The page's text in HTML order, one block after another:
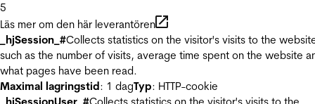
5
Läs mer om den här leverantören
_hjSession_#Collects statistics on the visitor's visits to the
such as the number of visits, average time spent on the website
what pages have been read.
Maximal lagringstid: 1 dagTyp: HTTP-cookie